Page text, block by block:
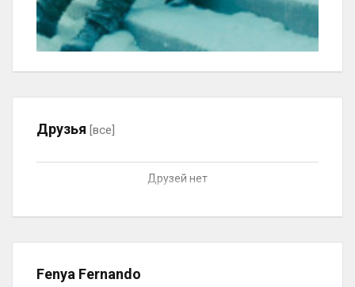
Друзья [все]
Друзей нет
Fenya Fernando